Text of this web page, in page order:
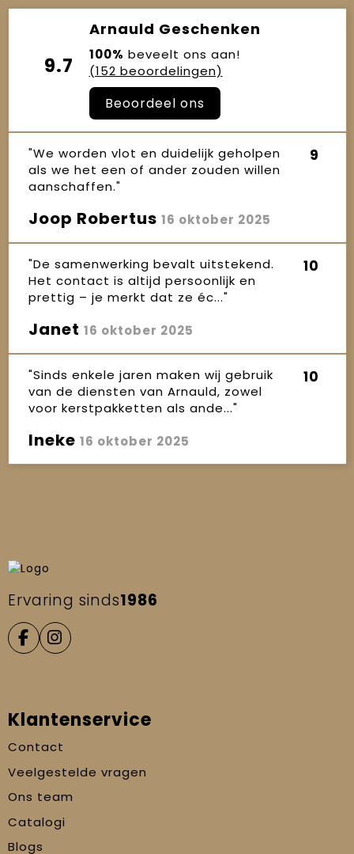
9.7
Arnauld Geschenken
100% beveelt ons aan!
(152 beoordelingen)
Beoordeel ons
"We worden vlot en duidelijk geholpen
als we het een of ander zouden willen
aanschaffen."
9
Joop Robertus 16 oktober 2025
"De samenwerking bevalt uitstekend.
Het contact is altijd persoonlijk en
prettig – je merkt dat ze éc..."
10
Janet 16 oktober 2025
"Sinds enkele jaren maken wij gebruik
van de diensten van Arnauld, zowel
voor kerstpakketten als ande..."
10
Ineke 16 oktober 2025
Ervaring sinds1986
Klantenservice
Contact
Veelgestelde vragen
Ons team
Catalogi
Blogs